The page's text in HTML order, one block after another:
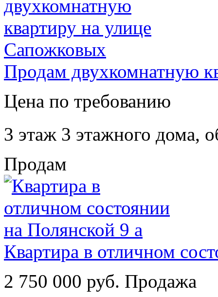
Продам двухкомнатную
Цена по требованию
3 этаж 3 этажного дома,
Продам
Квартира в отличном
2 750 000 руб. Продажа